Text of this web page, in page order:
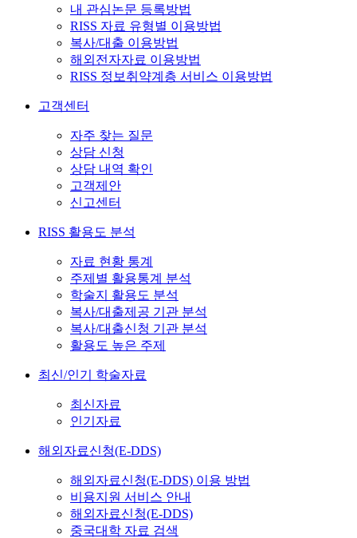
내 관심논문 등록방법
RISS 자료 유형별 이용방법
복사/대출 이용방법
해외전자자료 이용방법
RISS 정보취약계층 서비스 이용방법
고객센터
자주 찾는 질문
상담 신청
상담 내역 확인
고객제안
신고센터
RISS 활용도 분석
자료 현황 통계
주제별 활용통계 분석
학술지 활용도 분석
복사/대출제공 기관 분석
복사/대출신청 기관 분석
활용도 높은 주제
최신/인기 학술자료
최신자료
인기자료
해외자료신청(E-DDS)
해외자료신청(E-DDS) 이용 방법
비용지원 서비스 안내
해외자료신청(E-DDS)
중국대학 자료 검색